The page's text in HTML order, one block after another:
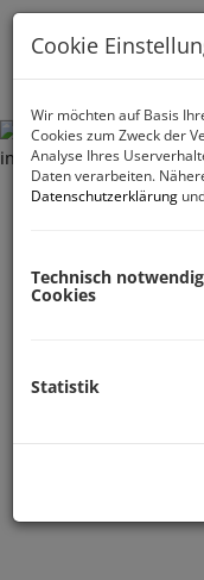
Cookie
Wir möchten auf Basis
Cookies zum Zweck der
Analyse Ihres
Daten verarbeiten.
Datenschutzerklärung
Technisch
Cookies
Statistik